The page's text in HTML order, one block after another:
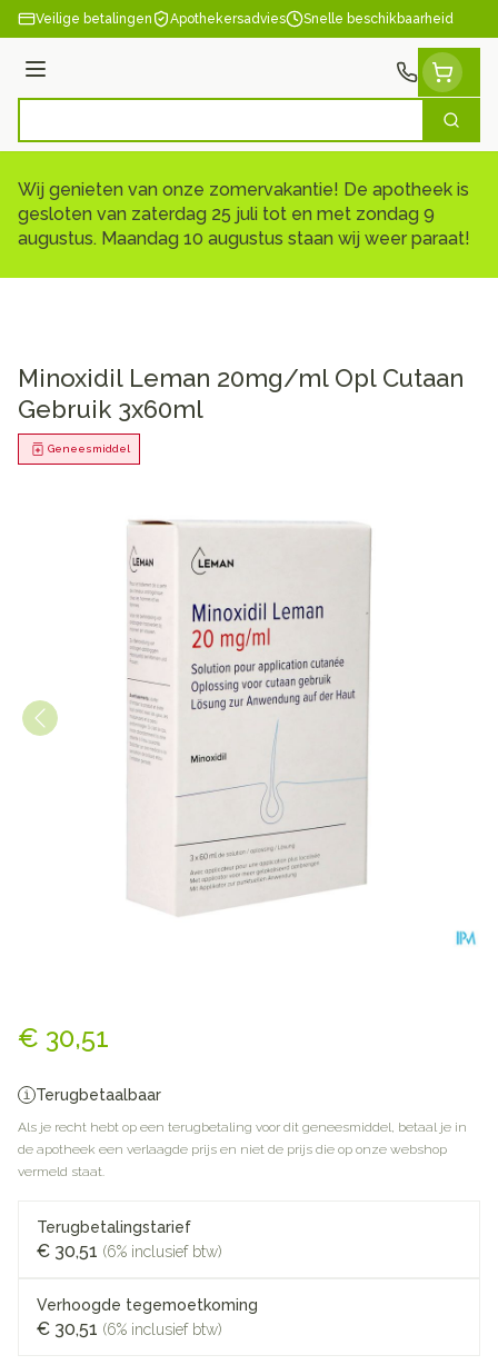
Ga naar de inhoud
Veilige betalingen Apothekersadvies Snelle beschikbaarheid
Menu
Zoek
Wij genieten van onze zomervakantie! De apotheek is
gesloten van zaterdag 25 juli tot en met zondag 9
augustus. Maandag 10 augustus staan wij weer paraat!
Minoxidil Leman 20mg/ml Opl Cutaan
Gebruik 3x60ml
Geneesmiddel
€ 30,51
Terugbetaalbaar
Als je recht hebt op een terugbetaling voor dit geneesmiddel, betaal je in
de apotheek een verlaagde prijs en niet de prijs die op onze webshop
vermeld staat.
Terugbetalingstarief
€ 30,51 (6% inclusief btw)
Verhoogde tegemoetkoming
€ 30,51 (6% inclusief btw)